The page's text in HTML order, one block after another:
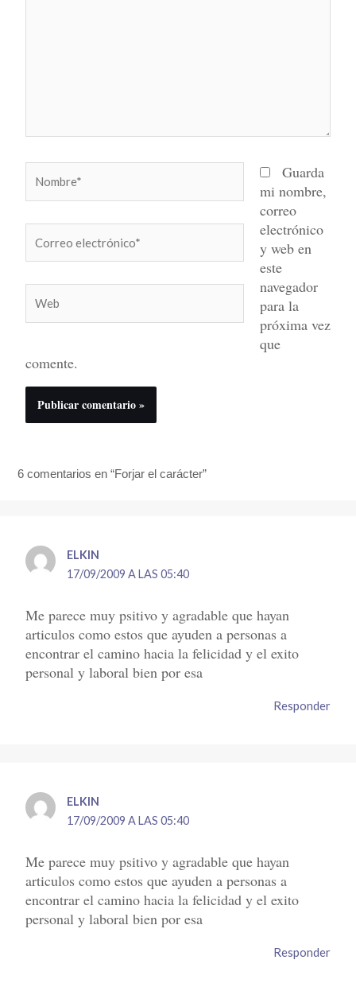
electrónico*
Guarda
mi nombre,
correo
electrónico
y web en
este
navegador
para la
próxima vez
que
comente.
6 comentarios en “Forjar el carácter”
ELKIN
17/09/2009 A LAS 05:40
Me parece muy psitivo y agradable que hayan
articulos como estos que ayuden a personas a
encontrar el camino hacia la felicidad y el exito
personal y laboral bien por esa
Responder
ELKIN
17/09/2009 A LAS 05:40
Me parece muy psitivo y agradable que hayan
articulos como estos que ayuden a personas a
encontrar el camino hacia la felicidad y el exito
personal y laboral bien por esa
Responder